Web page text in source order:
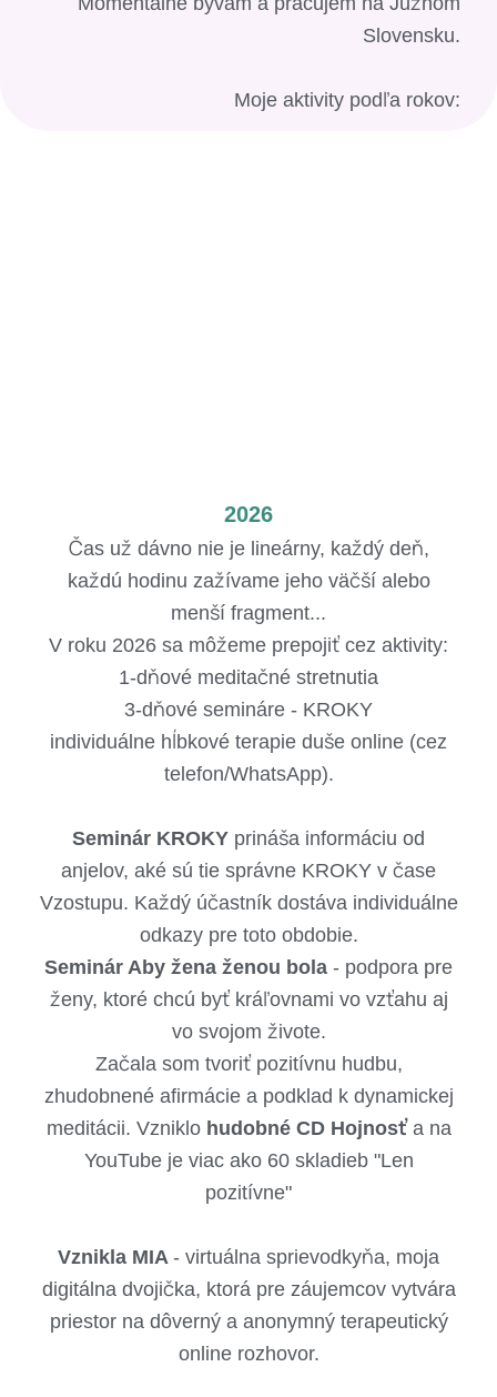
Slovensku.
Moje aktivity podľa rokov:
2026
Čas už dávno nie je lineárny, každý deň,
každú hodinu zažívame jeho väčší alebo
menší fragment...
V roku 2026 sa môžeme prepojiť cez aktivity:
1-dňové meditačné stretnutia
3-dňové semináre - KROKY
individuálne hĺbkové terapie duše online (cez
telefon/WhatsApp).
Seminár KROKY prináša informáciu od
anjelov, aké sú tie správne KROKY v čase
Vzostupu. Každý účastník dostáva individuálne
odkazy pre toto obdobie.
Seminár Aby žena ženou bola - podpora pre
ženy, ktoré chcú byť kráľovnami vo vzťahu aj
vo svojom živote.
Začala som tvoriť pozitívnu hudbu,
zhudobnené afirmácie a podklad k dynamickej
meditácii. Vzniklo hudobné CD Hojnosť a na
YouTube je viac ako 60 skladieb "Len
pozitívne"
Vznikla MIA - virtuálna sprievodkyňa, moja
digitálna dvojička, ktorá pre záujemcov vytvára
priestor na dôverný a anonymný terapeutický
online rozhovor.